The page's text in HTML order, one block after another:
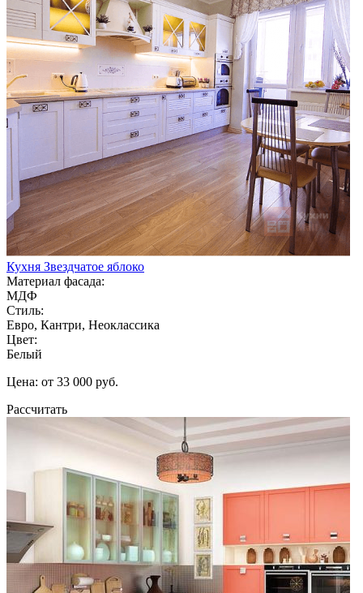
Кухня Звездчатое яблоко
Материал фасада:
МДФ
Стиль:
Евро, Кантри, Неоклассика
Цвет:
Белый
Цена: от 33 000 руб.
Рассчитать